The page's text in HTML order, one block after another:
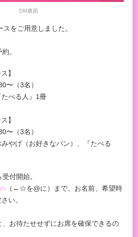
DM裏面
をご用意しました。
。
】
〜（3名）
べる人』1冊
】
〜（3名）
やげ（お好きなパン）、『たべる
付開始。
（←☆を@に）まで、お名前、希望時
い。
、お待たせせずにお席を確保できるの